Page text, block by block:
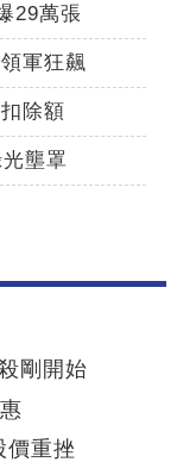
29萬張
軍狂飆
除額
壟罩
剛開始
重挫